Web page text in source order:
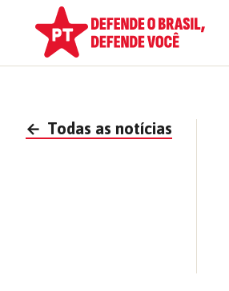
← Todas as notícias